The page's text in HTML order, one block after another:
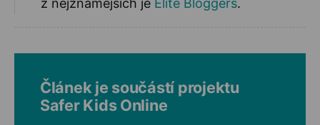
z nejznámějších je Elite Bloggers.
Článek je součástí projektu
Safer Kids Online